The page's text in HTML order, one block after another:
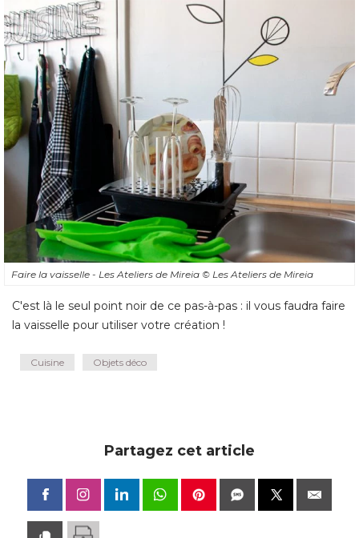
Faire la vaisselle - Les Ateliers de Mireia © Les Ateliers de Mireia
C'est là le seul point noir de ce pas-à-pas : il vous faudra faire
la vaisselle pour utiliser votre création !
Cuisine Objets déco
Partagez cet article